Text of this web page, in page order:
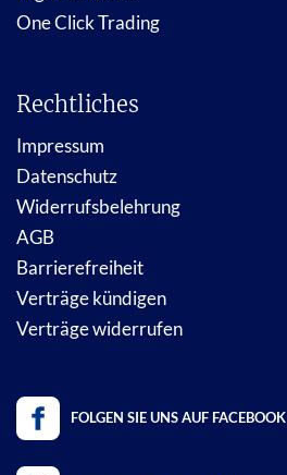
One Click Trading
Rechtliches
Impressum
Datenschutz
Widerrufsbelehrung
AGB
Barrierefreiheit
Verträge kündigen
Verträge widerrufen
FOLGEN SIE UNS AUF FACEBOOK